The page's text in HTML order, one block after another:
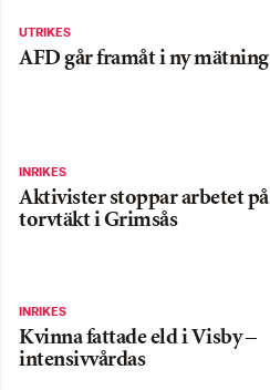
UTRIKES
AFD går framåt i ny mätning
INRIKES
Aktivister stoppar arbetet på
torvtäkt i Grimsås
INRIKES
Kvinna fattade eld i Visby –
intensivvårdas